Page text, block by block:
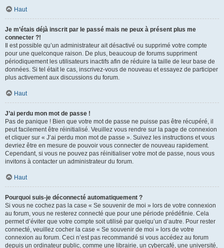
Haut
Je m’étais déjà inscrit par le passé mais ne peux à présent plus me
connecter ?!
Il est possible qu’un administrateur ait désactivé ou supprimé votre compte
pour une quelconque raison. De plus, beaucoup de forums suppriment
périodiquement les utilisateurs inactifs afin de réduire la taille de leur base de
données. Si tel était le cas, inscrivez-vous de nouveau et essayez de participer
plus activement aux discussions du forum.
Haut
J’ai perdu mon mot de passe !
Pas de panique ! Bien que votre mot de passe ne puisse pas être récupéré, il
peut facilement être réinitialisé. Veuillez vous rendre sur la page de connexion
et cliquer sur « J’ai perdu mon mot de passe ». Suivez les instructions et vous
devriez être en mesure de pouvoir vous connecter de nouveau rapidement.
Cependant, si vous ne pouvez pas réinitialiser votre mot de passe, nous vous
invitons à contacter un administrateur du forum.
Haut
Pourquoi suis-je déconnecté automatiquement ?
Si vous ne cochez pas la case « Se souvenir de moi » lors de votre connexion
au forum, vous ne resterez connecté que pour une période prédéfinie. Cela
permet d’éviter que votre compte soit utilisé par quelqu’un d’autre. Pour rester
connecté, veuillez cocher la case « Se souvenir de moi » lors de votre
connexion au forum. Ceci n’est pas recommandé si vous accédez au forum
depuis un ordinateur public, comme une librairie, un cybercafé, une université,